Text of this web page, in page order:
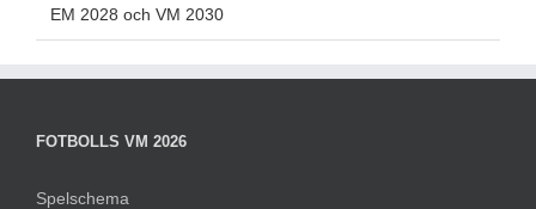
EM 2028 och VM 2030
FOTBOLLS VM 2026
Spelschema